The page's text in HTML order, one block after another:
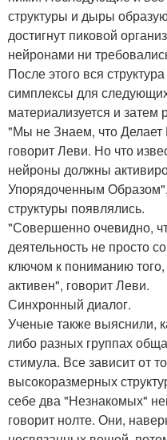
структуры и дыры
достигнут пиковой
нейронами ни
После этого вся
симплексы для
материализуется и затем
"Мы не Знаем, что Делает
говорит Леви. Но что
нейроны должны
Упорядоченным
структуры появлялись.
"Совершенно очевидно,
деятельность не просто
ключом к пониманию того,
активен", говорит Леви.
Синхронный диалог.
Ученые также выяснили,
либо разных группах
стимула. Все зависит от
высокоразмерных
себе два "Незнакомых"
говорит нолте. Они,